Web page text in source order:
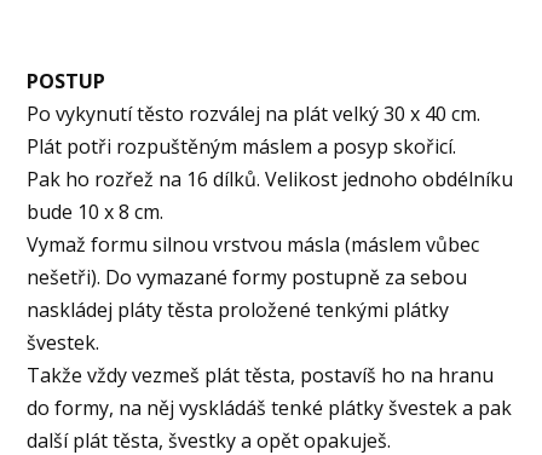
POSTUP
Po vykynutí těsto rozválej na plát velký 30 x 40 cm.
Plát potři rozpuštěným máslem a posyp skořicí.
Pak ho rozřež na 16 dílků. Velikost jednoho obdélníku
bude 10 x 8 cm.
Vymaž formu silnou vrstvou másla (máslem vůbec
nešetři). Do vymazané formy postupně za sebou
naskládej pláty těsta proložené tenkými plátky
švestek.
Takže vždy vezmeš plát těsta, postavíš ho na hranu
do formy, na něj vyskládáš tenké plátky švestek a pak
další plát těsta, švestky a opět opakuješ.